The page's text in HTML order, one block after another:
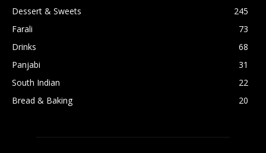
Dessert & Sweets
245
Farali
73
Drinks
68
Panjabi
31
South Indian
22
Bread & Baking
20